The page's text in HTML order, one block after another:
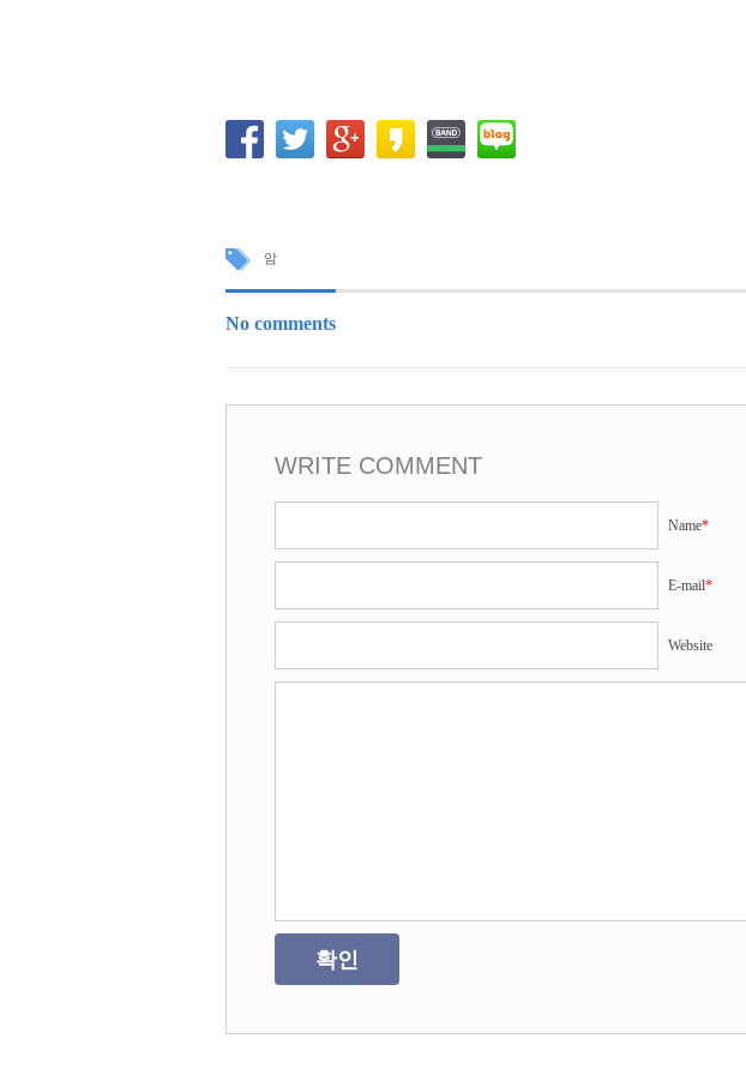
암
No comments
WRITE COMMENT
Name*
E-mail*
Website
확인